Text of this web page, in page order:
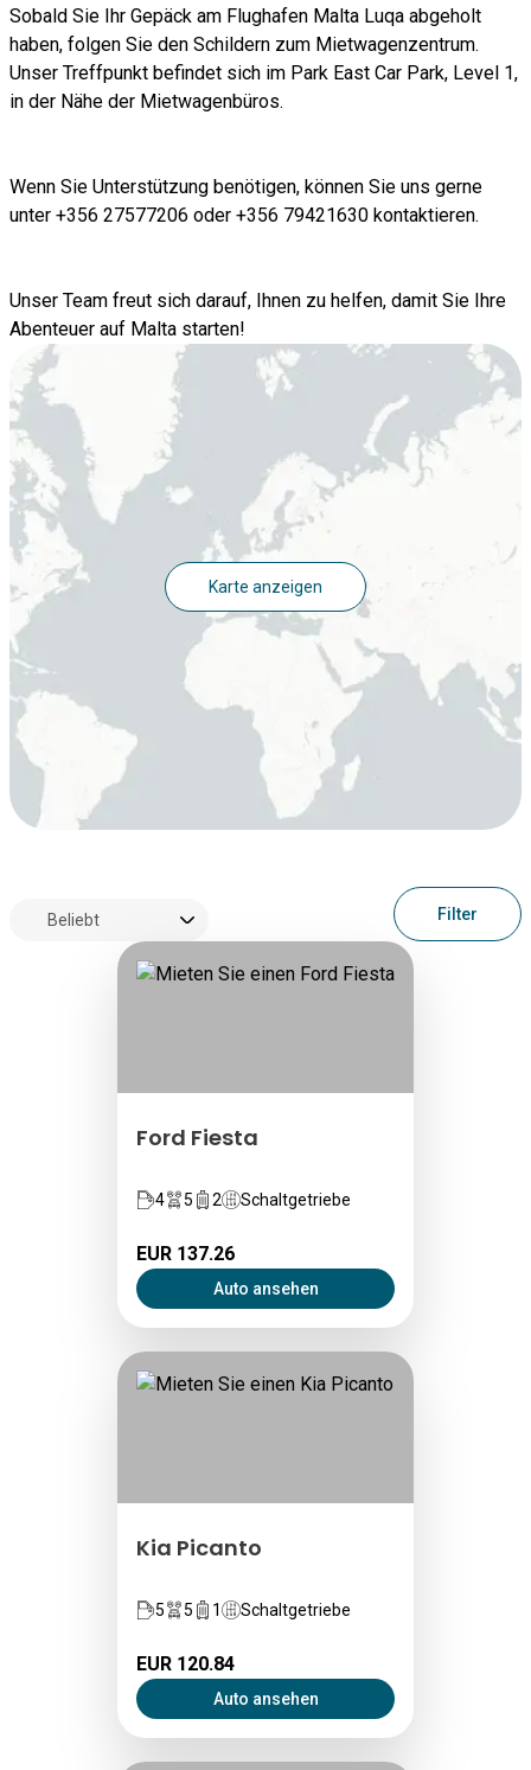
Sobald Sie Ihr Gepäck am Flughafen Malta Luqa abgeholt
haben, folgen Sie den Schildern zum Mietwagenzentrum.
Unser Treffpunkt befindet sich im Park East Car Park, Level 1,
in der Nähe der Mietwagenbüros.
Wenn Sie Unterstützung benötigen, können Sie uns gerne
unter +356 27577206 oder +356 79421630 kontaktieren.
Unser Team freut sich darauf, Ihnen zu helfen, damit Sie Ihre
Abenteuer auf Malta starten!
Karte anzeigen
Filter
Ford Fiesta
4 5 2 Schaltgetriebe
EUR 137.26
Auto ansehen
Kia Picanto
5 5 1 Schaltgetriebe
EUR 120.84
Auto ansehen